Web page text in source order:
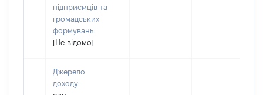
підприємців та
громадських
формувань:
[Не відомо]
Джерело
доходу: